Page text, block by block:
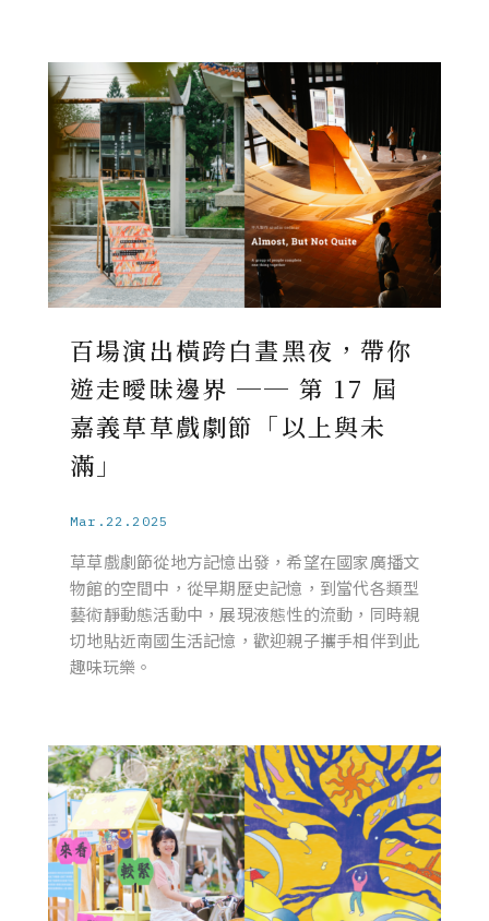
百場演出橫跨白晝黑夜，帶你
遊走曖昧邊界 ── 第 17 屆
嘉義草草戲劇節「以上與未
滿」
Mar.22.2025
草草戲劇節從地方記憶出發，希望在國家廣播文
物館的空間中，從早期歷史記憶，到當代各類型
藝術靜動態活動中，展現液態性的流動，同時親
切地貼近南國生活記憶，歡迎親子攜手相伴到此
趣味玩樂。